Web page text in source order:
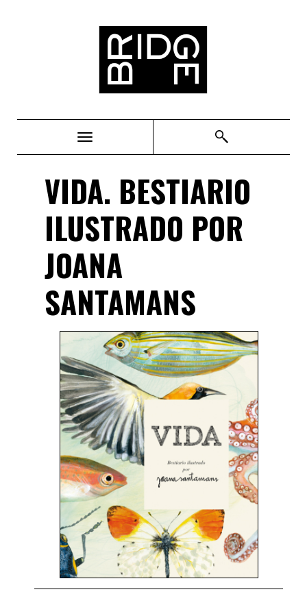
VIDA. BESTIARIO
ILUSTRADO POR
JOANA
SANTAMANS